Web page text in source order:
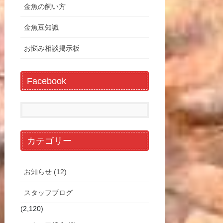
金魚の飼い方
金魚豆知識
お悩み相談掲示板
Facebook
カテゴリー
お知らせ (12)
スタッフブログ
(2,120)